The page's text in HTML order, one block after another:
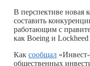
В перспективе новая
составить
работающим с
как Boeing и
Как сообщал
общественных